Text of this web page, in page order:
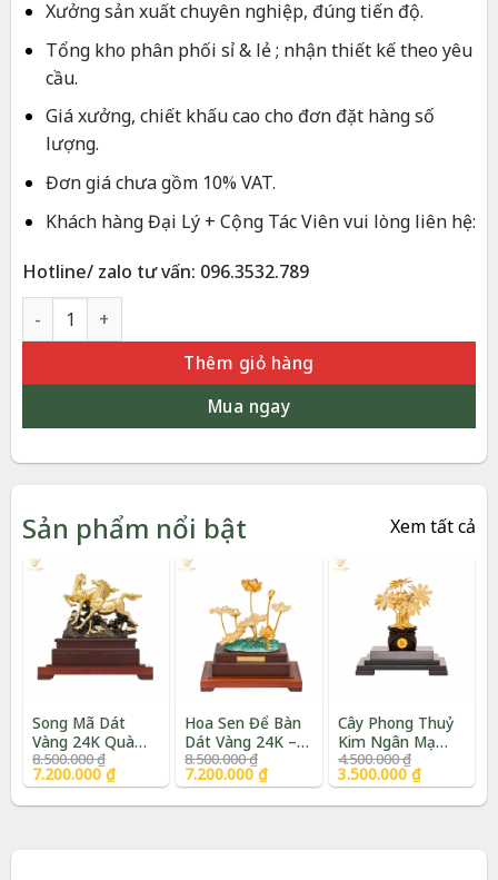
20.000.000 ₫.
là:
16.000.000 ₫.
Xưởng sản xuất chuyên nghiệp, đúng tiến độ.
Tổng kho phân phối sỉ & lẻ ; nhận thiết kế theo yêu
cầu.
Giá xưởng, chiết khấu cao cho đơn đặt hàng số
lượng.
Đơn giá chưa gồm 10% VAT.
Khách hàng Đại Lý + Cộng Tác Viên vui lòng liên hệ:
Hotline/ zalo tư vấn: 096.3532.789
Tranh Thuận Buồm Xuôi Gió Dát Vàng 24K – Quà Tặng
Thêm giỏ hàng
Mua ngay
Sản phẩm nổi bật Xem tất cả
Song Mã Dát
Vàng 24K Quà
Tặng Phong Thủy
Cao Cấp |
8.500.000₫Giá
gốc
là:
8.500.000 ₫.
7.200.000₫
Giá
hiện
tại
là:
Hoa Sen Để Bàn
Dát Vàng 24K –
Quà Tặng Cao
Cấp | Phượng Vũ
8.500.000₫Giá
gốc
là:
8.500.000 ₫.
7.200.000₫
Giá
hiện
tại
là:
Cây Phong Thuỷ
Kim Ngân Mạ
Vàng 24K Cao
Cấp | Phượng Vũ
4.500.000₫Giá
gốc
là:
4.500.000 ₫.
3.500.000₫
Giá
hiện
tại
là: